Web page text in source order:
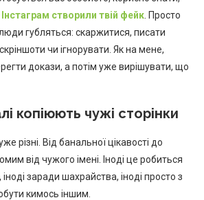
створили твій фейк . Просто
губляться: скаржитися, писати
чи ігнорувати. Як на мене,
докази, а потім уже вирішувати, що
копіюють чужі сторінки
різні. Від банальної цікавості до
від чужого імені. Іноді це робиться
заради шахрайства, іноді просто з
кимось іншим.